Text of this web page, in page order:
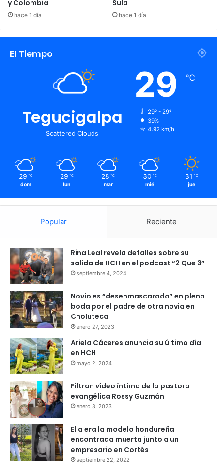
y Colombia
hace 1 día
Sula
hace 1 día
El Tiempo
Tegucigalpa
Scattered Clouds
29 ℃
29º - 29º
39%
4.92 km/h
29 ℃
dom
29 ℃
lun
28 ℃
mar
30 ℃
mié
31 ℃
jue
Popular Reciente
Rina Leal revela detalles sobre su
salida de HCH en el podcast “2 Que 3”
septiembre 4, 2024
Novio es “desenmascarado” en plena
boda por el padre de otra novia en
Choluteca
enero 27, 2023
Ariela Cáceres anuncia su último día
en HCH
mayo 2, 2024
Filtran vídeo íntimo de la pastora
evangélica Rossy Guzmán
enero 8, 2023
Ella era la modelo hondureña
encontrada muerta junto a un
empresario en Cortés
septiembre 22, 2022